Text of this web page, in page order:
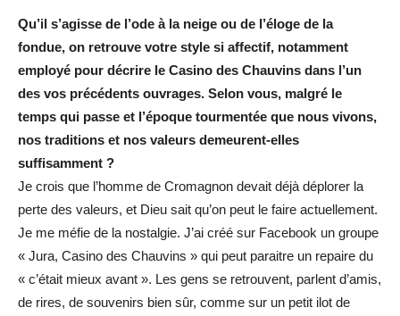
Qu’il s’agisse de l’ode à la neige ou de l’éloge de la
fondue, on retrouve votre style si affectif, notamment
employé pour décrire le Casino des Chauvins dans l’un
des vos précédents ouvrages. Selon vous, malgré le
temps qui passe et l’époque tourmentée que nous vivons,
nos traditions et nos valeurs demeurent-elles
suffisamment ?
Je crois que l’homme de Cromagnon devait déjà déplorer la
perte des valeurs, et Dieu sait qu’on peut le faire actuellement.
Je me méfie de la nostalgie. J’ai créé sur Facebook un groupe
« Jura, Casino des Chauvins » qui peut paraitre un repaire du
« c’était mieux avant ». Les gens se retrouvent, parlent d’amis,
de rires, de souvenirs bien sûr, comme sur un petit ilot de